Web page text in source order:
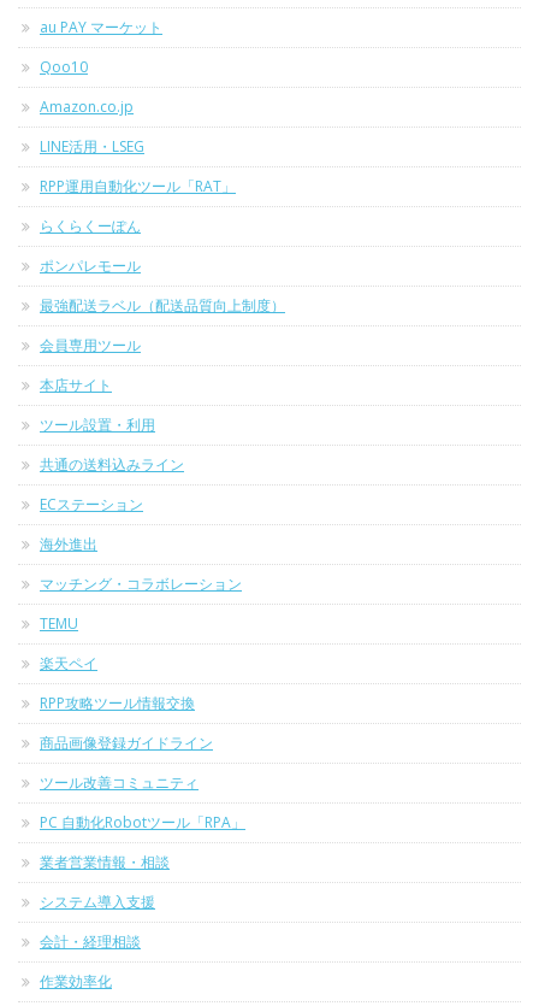
au PAY マーケット
Qoo10
Amazon.co.jp
LINE活用・LSEG
RPP運用自動化ツール「RAT」
らくらくーぽん
ポンパレモール
最強配送ラベル（配送品質向上制度）
会員専用ツール
本店サイト
ツール設置・利用
共通の送料込みライン
ECステーション
海外進出
マッチング・コラボレーション
TEMU
楽天ペイ
RPP攻略ツール情報交換
商品画像登録ガイドライン
ツール改善コミュニティ
PC 自動化Robotツール「RPA」
業者営業情報・相談
システム導入支援
会計・経理相談
作業効率化